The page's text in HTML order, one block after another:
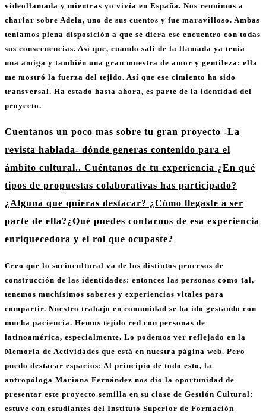
videollamada y mientras yo vivía en España. Nos reunimos a
charlar sobre Adela, uno de sus cuentos y fue maravilloso. Ambas
teníamos plena disposición a que se diera ese encuentro con todas
sus consecuencias. Así que, cuando salí de la llamada ya tenía
una amiga y también una gran muestra de amor y gentileza: ella
me mostró la fuerza del tejido. Así que ese cimiento ha sido
transversal. Ha estado hasta ahora, es parte de la identidad del
proyecto.
Cuentanos un poco mas sobre tu gran proyecto -La
revista hablada- dónde generas contenido para el
ámbito cultural.. Cuéntanos de tu experiencia ¿En qué
tipos de propuestas colaborativas has participado?
¿Alguna que quieras destacar? ¿Cómo llegaste a ser
parte de ella?¿Qué puedes contarnos de esa experiencia
enriquecedora y el rol que ocupaste?
Creo que lo sociocultural va de los distintos procesos de
construcción de las identidades: entonces las personas como tal,
tenemos muchísimos saberes y experiencias vitales para
compartir. Nuestro trabajo en comunidad se ha ido gestando con
mucha paciencia. Hemos tejido red con personas de
latinoamérica, especialmente. Lo podemos ver reflejado en la
Memoria de Actividades que está en nuestra página web. Pero
puedo destacar espacios: Al principio de todo esto, la
antropóloga Mariana Fernández nos dio la oportunidad de
presentar este proyecto semilla en su clase de Gestión Cultural:
estuve con estudiantes del Instituto Superior de Formación